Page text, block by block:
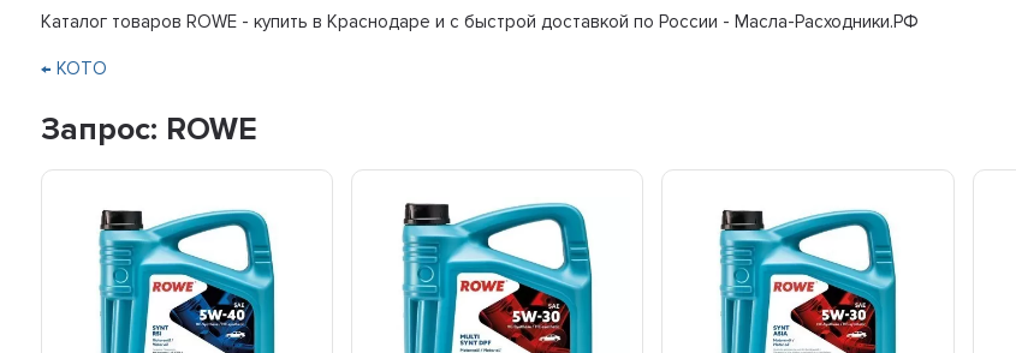
Каталог товаров ROWE - купить в Краснодаре и с быстрой доставкой по России - Масла-Расходники.РФ
← KOTO
Запрос: ROWE